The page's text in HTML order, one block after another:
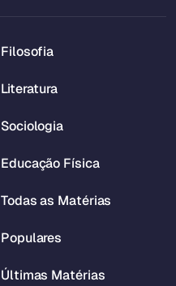
Filosofia
Literatura
Sociologia
Educação Física
Todas as Matérias
Populares
Últimas Matérias